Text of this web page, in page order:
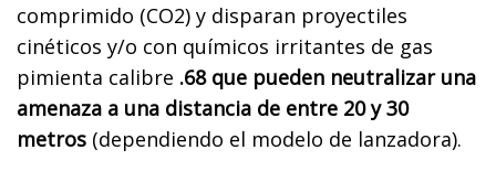
comprimido (CO2) y disparan proyectiles
cinéticos y/o con químicos irritantes de gas
pimienta calibre .68 que pueden neutralizar una
amenaza a una distancia de entre 20 y 30
metros (dependiendo el modelo de lanzadora).